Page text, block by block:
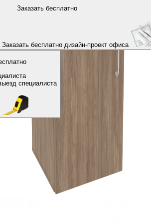
Заказать бесплатно
Заказать бесплатно дизайн-проект офиса
специалиста